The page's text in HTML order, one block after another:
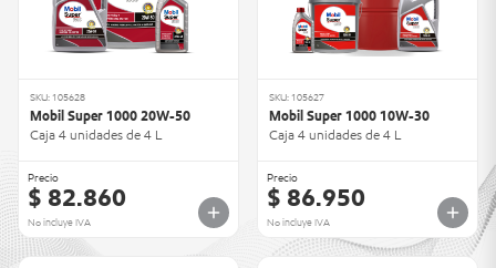
SKU: 105628
Mobil Super 1000 20W-50
Caja 4 unidades de 4 L
Precio
$ 82.860
No incluye IVA
SKU: 105627
Mobil Super 1000 10W-30
Caja 4 unidades de 4 L
Precio
$ 86.950
No incluye IVA